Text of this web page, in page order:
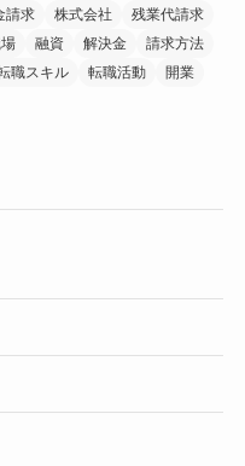
請求 株式会社
残業代請求
融資 解決金
請求方法
職スキル 転職活動
開業